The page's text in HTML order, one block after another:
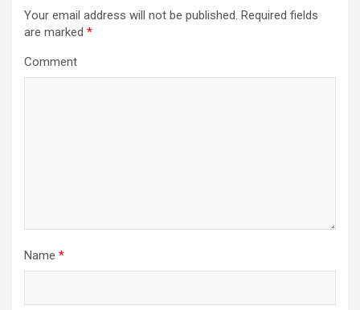
Your email address will not be published. Required fields
are marked *
Comment
Name *